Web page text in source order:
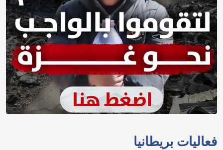
فعاليات بريطانيا